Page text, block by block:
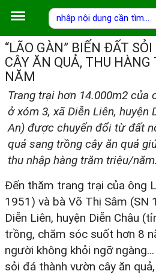
“LÃO GÀN” BIẾN ĐẤT
CÂY ĂN QUẢ, THU
NĂM
Trang trại hơn 14.000m2 của
ở xóm 3, xã Diễn Liên, huyện
An) được chuyển đổi từ đất
quả sang trồng cây ăn quả
thu nhập hàng trăm triệu/năm.
Đến thăm trang trại của ông
1951) và bà Võ Thị Sâm (SN
Diễn Liên, huyện Diễn Châu
trồng, chăm sóc suốt hơn 8
người không khỏi ngỡ
sỏi đá thành vườn cây ăn